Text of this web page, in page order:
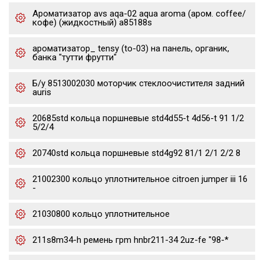
Ароматизатор avs aqa-02 aqua aroma (аром. coffee/
кофе) (жидкостный) a85188s
ароматизатор_ tensy (to-03) на панель, органик,
банка "тутти фрутти"
Б/у 8513002030 моторчик стеклоочистителя задний
auris
20685std кольца поршневые std4d55-t 4d56-t 91 1/2
5/2/4
20740std кольца поршневые std4g92 81/1 2/1 2/2 8
21002300 кольцо уплотнительное citroen jumper iii 16
-
21030800 кольцо уплотнительное
211s8m34-h ремень грm hnbr211-34 2uz-fe "98-*